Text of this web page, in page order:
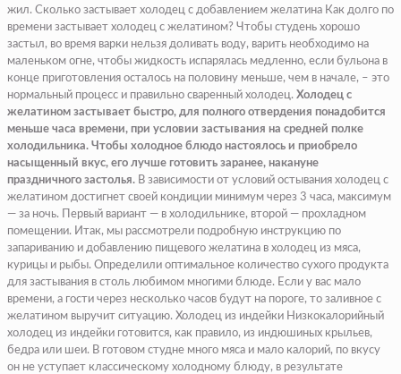
жил. Сколько застывает холодец с добавлением желатина Как долго по
времени застывает холодец с желатином? Чтобы студень хорошо
застыл, во время варки нельзя доливать воду, варить необходимо на
маленьком огне, чтобы жидкость испарялась медленно, если бульона в
конце приготовления осталось на половину меньше, чем в начале, – это
нормальный процесс и правильно сваренный холодец. Холодец с
желатином застывает быстро, для полного отвердения понадобится
меньше часа времени, при условии застывания на средней полке
холодильника. Чтобы холодное блюдо настоялось и приобрело
насыщенный вкус, его лучше готовить заранее, накануне
праздничного застолья. В зависимости от условий остывания холодец с
желатином достигнет своей кондиции минимум через 3 часа, максимум
— за ночь. Первый вариант — в холодильнике, второй — прохладном
помещении. Итак, мы рассмотрели подробную инструкцию по
запариванию и добавлению пищевого желатина в холодец из мяса,
курицы и рыбы. Определили оптимальное количество сухого продукта
для застывания в столь любимом многими блюде. Если у вас мало
времени, а гости через несколько часов будут на пороге, то заливное с
желатином выручит ситуацию. Холодец из индейки Низкокалорийный
холодец из индейки готовится, как правило, из индюшиных крыльев,
бедра или шеи. В готовом студне много мяса и мало калорий, по вкусу
он не уступает классическому холодному блюду, в результате